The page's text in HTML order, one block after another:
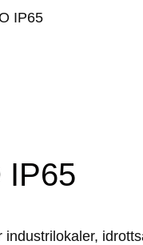
IP65
IP65